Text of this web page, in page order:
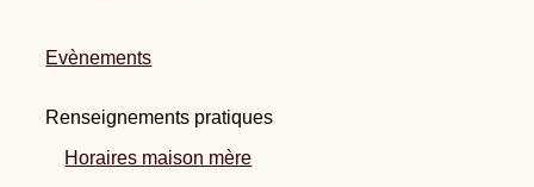
Evènements
Renseignements pratiques
Horaires maison mère